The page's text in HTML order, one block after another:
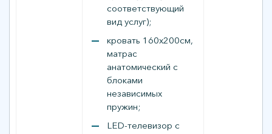
соответствующий
вид услуг);
кровать 160х200см,
матрас
анатомический с
блоками
независимых
пружин;
LED-телевизор c